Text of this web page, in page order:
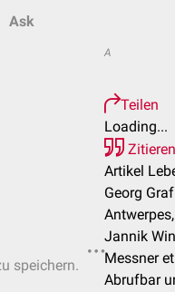
Ask
speichern.
A
Teilen
Loading...
Zitieren
Artikel
Georg
Jannik
Messner
Abrufbar